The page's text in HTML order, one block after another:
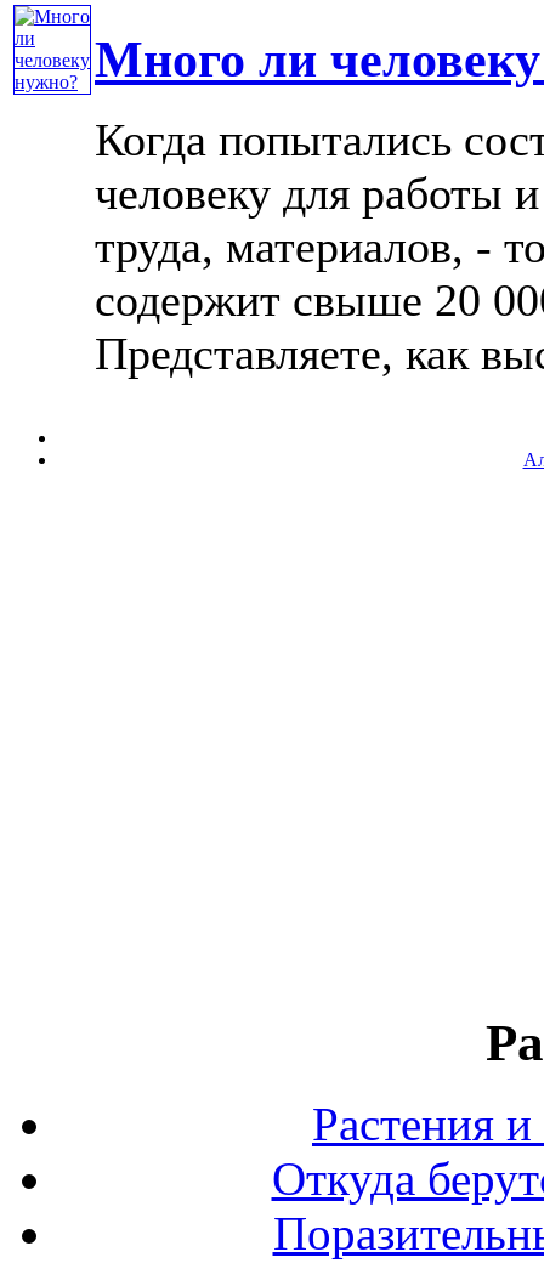
Много ли
Когда попытались
человеку для работы
труда, материалов, -
содержит свыше 20
Представляете, как
Растения
Откуда